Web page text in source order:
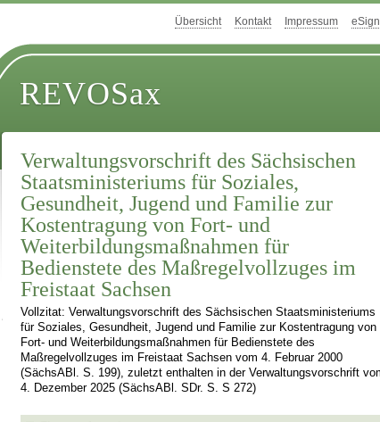
Übersicht Kontakt Impressum
REVOSax
Verwaltungsvorschrift des Sächsischen
Staatsministeriums für Soziales,
Gesundheit, Jugend und Familie zur
Kostentragung von Fort- und
Weiterbildungsmaßnahmen für
Bedienstete des Maßregelvollzuges im
Freistaat Sachsen
Vollzitat: Verwaltungsvorschrift des Sächsischen Staatsministeriums
für Soziales, Gesundheit, Jugend und Familie zur Kostentragung von
Fort- und Weiterbildungsmaßnahmen für Bedienstete des
Maßregelvollzuges im Freistaat Sachsen vom 4. Februar 2000
(SächsABl. S. 199), zuletzt enthalten in der Verwaltungsvorschrift
4. Dezember 2025 (SächsABl. SDr. S. S 272)